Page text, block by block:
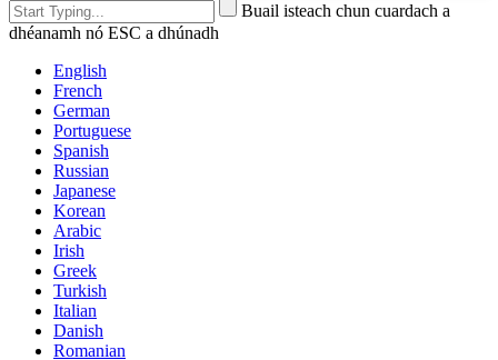
Buail isteach chun cuardach a
dhéanamh nó ESC a dhúnadh
English
French
German
Portuguese
Spanish
Russian
Japanese
Korean
Arabic
Irish
Greek
Turkish
Italian
Danish
Romanian